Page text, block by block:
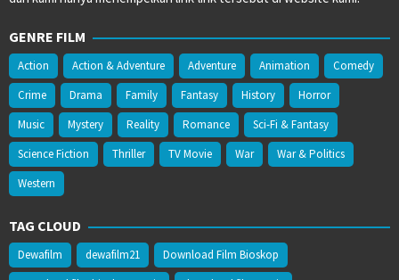
GENRE FILM
Action Action & Adventure Adventure Animation
Comedy
Crime
Drama Family Fantasy History
Horror
Music
Mystery Reality Romance
Sci-Fi & Fantasy
Science Fiction
Thriller TV Movie War
War & Politics
Western
TAG CLOUD
Dewafilm dewafilm21
Download Film Bioskop